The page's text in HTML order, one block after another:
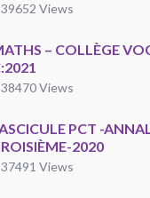
39652 Views
– COLLÈGE
38470 Views
PCT -
2020
37491 Views